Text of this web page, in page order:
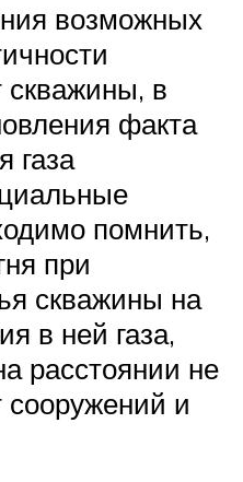
возможных
скважины, в
факта
газа
помнить,
при
скважины на
в ней газа,
расстоянии не
и